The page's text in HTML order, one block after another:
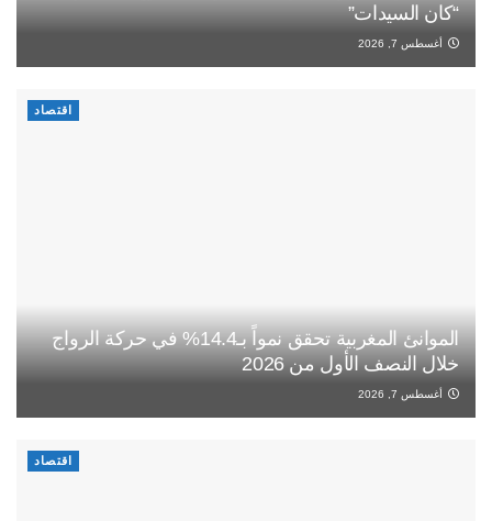
“كان السيدات”
أغسطس 7, 2026
اقتصاد
الموانئ المغربية تحقق نمواً بـ14.4% في حركة الرواج
خلال النصف الأول من 2026
أغسطس 7, 2026
اقتصاد